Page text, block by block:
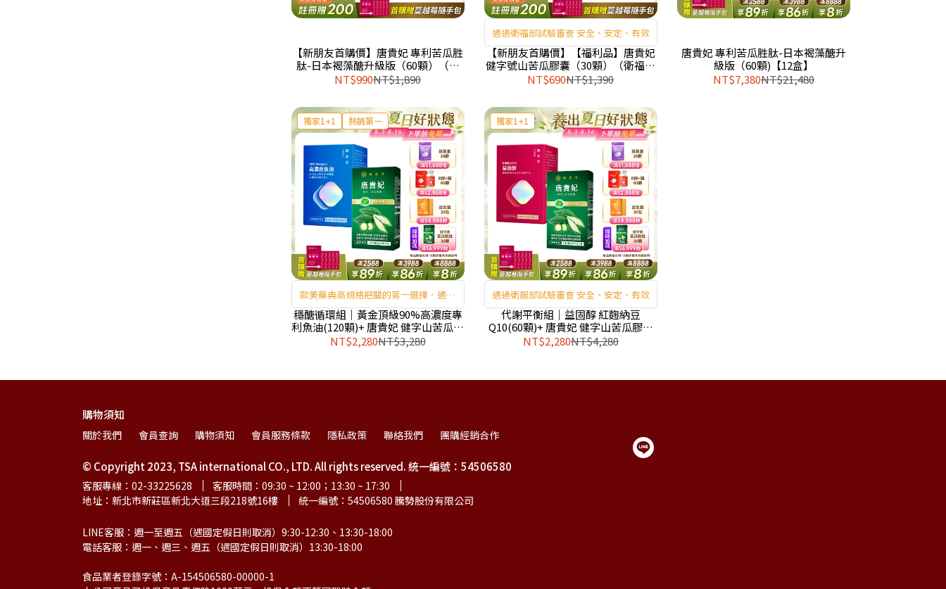
【新朋友首購價】唐貴妃 專利苦瓜胜
肽-日本褐藻醣升級版（60顆）（每
會員限購1盒、1次）
NT$990NT$1,890
通過衛福部試驗審查 安全、安定、有效
【新朋友首購價】【福利品】唐貴妃
健字號山苦瓜膠囊（30顆）（衛福部
核准健康食品）（每會員限購1盒、1
次）（最短效期：2027年3月）
NT$690NT$1,390
唐貴妃 專利苦瓜胜肽-日本褐藻醣升
級版（60顆)【12盒】
NT$7,380NT$21,480
獨家1+1 熱銷第一
歐美藥典高規格把關的第一選擇．通過
衛服部試驗審查 安全、安定、有效
穩醣循環組｜黃金頂級90%高濃度專
利魚油(120顆)+ 唐貴妃 健字山苦瓜膠
囊(30顆)
NT$2,280NT$3,280
獨家1+1
通過衛服部試驗審查 安全、安定、有效
代謝平衡組｜益固醇 紅麴納豆
Q10(60顆)+ 唐貴妃 健字山苦瓜膠囊
(30顆)
NT$2,280NT$4,280
購物須知
關於我們 會員查詢 購物須知 會員服務條款 隱私政策 聯絡我們 團購經銷合作
© Copyright 2023, TSA international CO., LTD. All rights reserved. 統一編號：54506580
客服專線：02-33225628
客服時間：09:30 ~ 12:00；13:30 ~ 17:30
地址：新北市新莊區新北大道三段218號16樓
統一編號：54506580 騰勢股份有限公司
LINE客服：週一至週五（遇國定假日則取消）9:30-12:30、13:30-18:00
電話客服：週一、週三、週五（遇國定假日則取消）13:30-18:00
食品業者登錄字號：A-154506580-00000-1